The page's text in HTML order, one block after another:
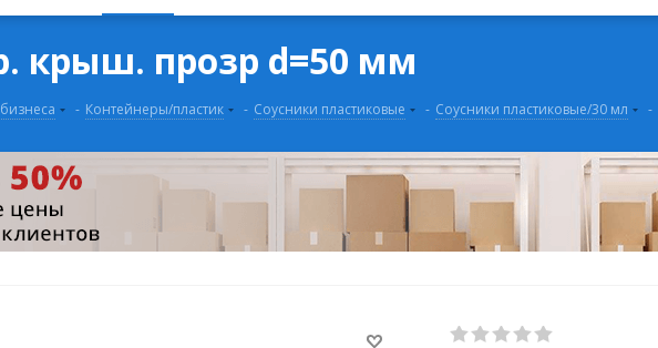
крыш. прозр d=50 мм
- Контейнеры/пластик - Соусники пластиковые - Соусники пластиковые/30 мл -